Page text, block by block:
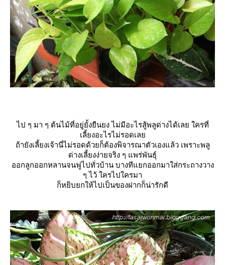
ไป ๆ มา ๆ ต้นไม้ที่อยู่ยั้งยืนยง ไม่มีอะไรสู้พลูด่างได้เลย ใครที่
เลี้ยงอะไรไม่รอดเล
ถ้ายังเลี้ยงเจ้านี่ไม่รอดด้วยก็ต้องพิจารณาตัวเองแล้ว เพราะพลู
ด่างเลี้ยงง่ายจริง ๆ แพร่พันธุ์
ออกลูกออกหลานจนฟูไปทั่วบ้าน บางทีแยกออกมาใส่กระถางวาง
ๆ ไว้ ใครไปใครมา
ก็หยิบยกให้ไปเป็นของฝากก็น่ารักดี